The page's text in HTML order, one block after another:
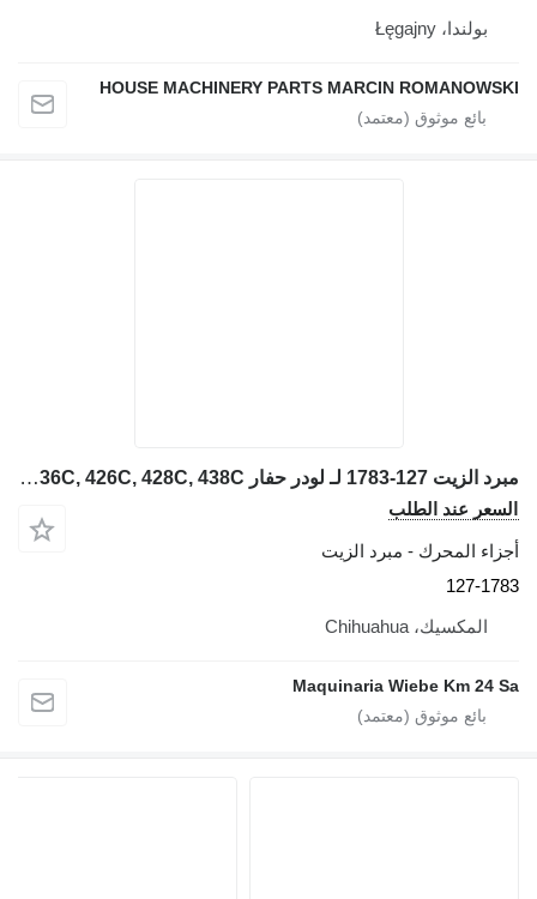
بولندا، Łęgajny
HOUSE MACHINERY PARTS MARCIN ROMANOWSKI
مبرد الزيت 127-1783 لـ لودر حفار Caterpillar 436C, 426C, 428C, 438C
السعر عند الطلب
أجزاء المحرك - مبرد الزيت
127-1783
المكسيك، Chihuahua
Maquinaria Wiebe Km 24 Sa